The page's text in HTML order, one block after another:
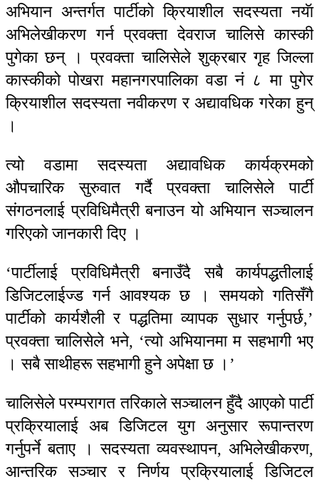
अभियान अन्तर्गत पार्टीको क्रियाशील सदस्यता नयॅा
अभिलेखीकरण गर्न प्रवक्ता देवराज चालिसे कास्की
पुगेका छन् । प्रवक्ता चालिसेले शुक्रबार गृह जिल्ला
कास्कीको पोखरा महानगरपालिका वडा नं ८ मा पुगेर
क्रियाशील सदस्यता नवीकरण र अद्यावधिक गरेका हुन्
।
त्यो वडामा सदस्यता अद्यावधिक कार्यक्रमको
औपचारिक सुरुवात गर्दै प्रवक्ता चालिसेले पार्टी
संगठनलाई प्रविधिमैत्री बनाउन यो अभियान सञ्चालन
गरिएको जानकारी दिए ।
‘पार्टीलाई प्रविधिमैत्री बनाउँदै सबै कार्यपद्धतीलाई
डिजिटलाईज्ड गर्न आवश्यक छ । समयको गतिसँगै
पार्टीको कार्यशैली र पद्धतिमा व्यापक सुधार गर्नुपर्छ,’
प्रवक्ता चालिसेले भने, ‘त्यो अभियानमा म सहभागी भए
। सबै साथीहरू सहभागी हुने अपेक्षा छ ।’
चालिसेले परम्परागत तरिकाले सञ्चालन हुँदै आएको पार्टी
प्रक्रियालाई अब डिजिटल युग अनुसार रूपान्तरण
गर्नुपर्ने बताए । सदस्यता व्यवस्थापन, अभिलेखीकरण,
आन्तरिक सञ्चार र निर्णय प्रक्रियालाई डिजिटल